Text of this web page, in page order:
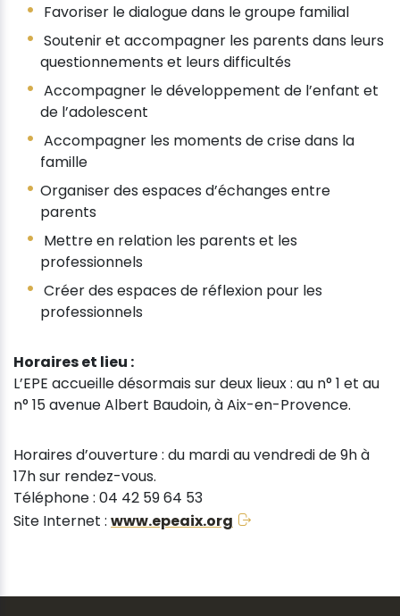
Favoriser le dialogue dans le groupe familial
Soutenir et accompagner les parents dans leurs
questionnements et leurs difficultés
Accompagner le développement de l’enfant et
de l’adolescent
Accompagner les moments de crise dans la
famille
Organiser des espaces d’échanges entre
parents
Mettre en relation les parents et les
professionnels
Créer des espaces de réflexion pour les
professionnels
Horaires et lieu :
L’EPE accueille désormais sur deux lieux : au n° 1 et au
n° 15 avenue Albert Baudoin, à Aix-en-Provence.
Horaires d’ouverture : du mardi au vendredi de 9h à
17h sur rendez-vous.
Téléphone : 04 42 59 64 53
Site Internet : www.epeaix.org